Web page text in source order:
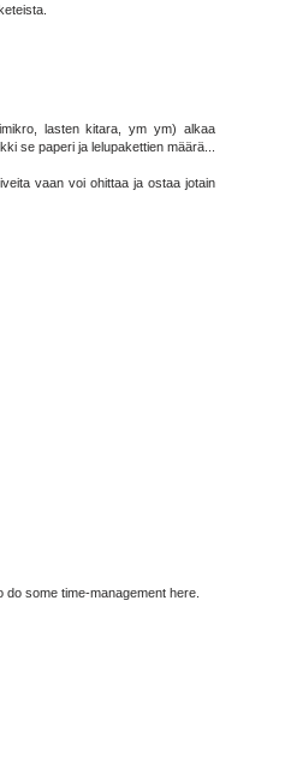
lasten kitara, ym ym) alkaa
se paperi ja lelupakettien määrä...
vaan voi ohittaa ja ostaa jotain
some time-management here.